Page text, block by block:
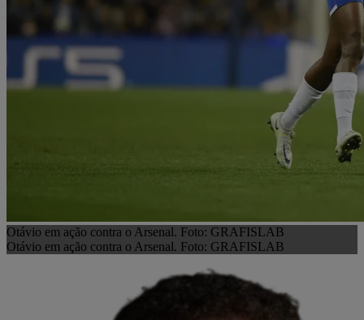
Otávio em ação contra o Arsenal. Foto: GRAFISLAB
Otávio em ação contra o Arsenal. Foto: GRAFISLAB